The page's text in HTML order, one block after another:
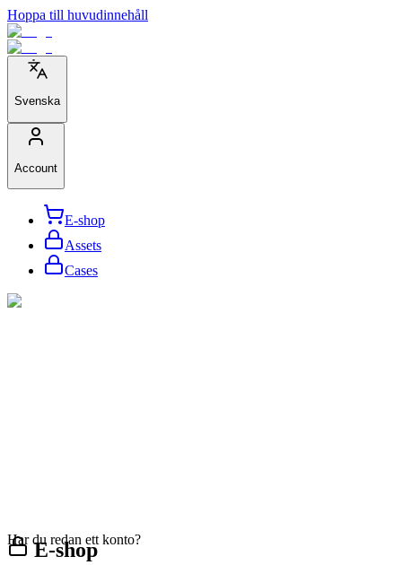
Hoppa till huvudinnehåll
Svenska
Account
E-shop
Assets
Cases
E-shop
Har du redan ett konto?